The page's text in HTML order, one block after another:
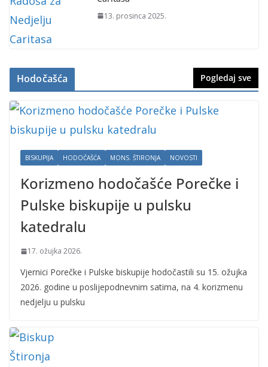
13. prosinca 2025.
Hodočašća Pogledaj sve
BISKUPIJA HODOČAŠĆA MONS. ŠTIRONJA NOVOSTI
Korizmeno hodočašće Porečke i
Pulske biskupije u pulsku
katedralu
17. ožujka 2026.
Vjernici Porečke i Pulske biskupije hodočastili su 15. ožujka
2026. godine u poslijepodnevnim satima, na 4. korizmenu
nedjelju u pulsku